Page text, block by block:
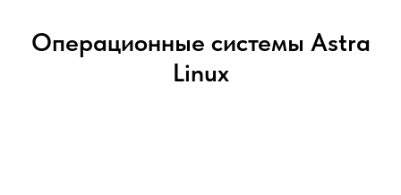
Операционные системы Astra
Linux